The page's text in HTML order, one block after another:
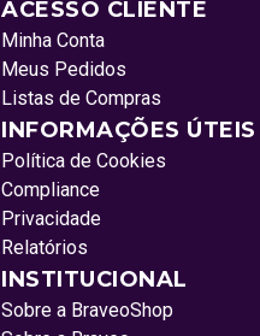
ACESSO CLIENTE
Minha Conta
Meus Pedidos
Listas de Compras
INFORMAÇÕES ÚTEIS
Política de Cookies
Compliance
Privacidade
Relatórios
INSTITUCIONAL
Sobre a BraveoShop